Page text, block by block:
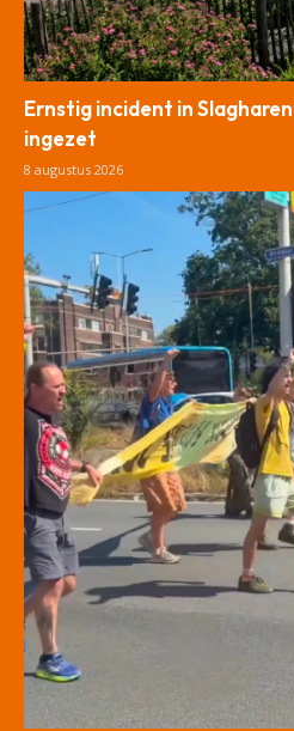
Ernstig incident in
ingezet
8 augustus 2026